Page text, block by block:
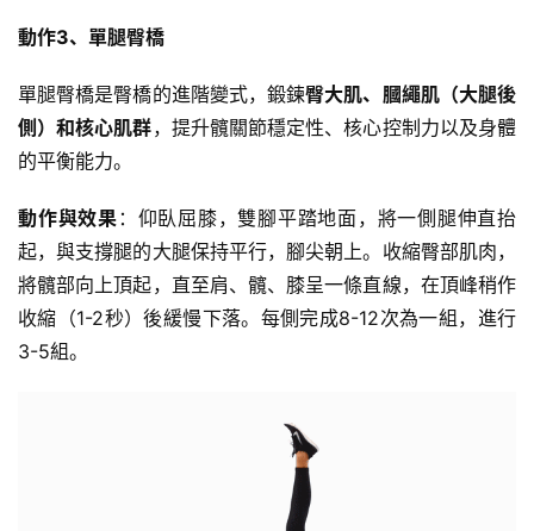
肌
計
劃
瑜
伽
健
身
動作3、單腿臀橋
單腿臀橋是臀橋的進階變式，鍛鍊臀大肌、膕繩肌（大腿後
側）和核心肌群，提升髖關節穩定性、核心控制力以及身體
的平衡能力。
動作與效果 ：仰臥屈膝，雙腳平踏地面，將一側腿伸直抬
起，與支撐腿的大腿保持平行，腳尖朝上。收縮臀部肌肉，
將髖部向上頂起，直至肩、髖、膝呈一條直線，在頂峰稍作
收縮（1-2秒）後緩慢下落。每側完成8-12次為一組，進行
3-5組。